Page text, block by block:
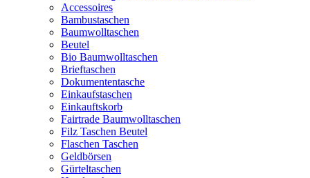
Accessoires
Bambustaschen
Baumwolltaschen
Beutel
Bio Baumwolltaschen
Brieftaschen
Dokumententasche
Einkaufstaschen
Einkauftskorb
Fairtrade Baumwolltaschen
Filz Taschen Beutel
Flaschen Taschen
Geldbörsen
Gürteltaschen